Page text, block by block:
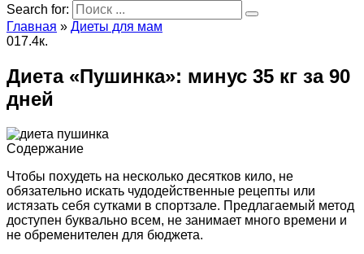
Search for:
Главная » Диеты для мам
017.4к.
Диета «Пушинка»: минус 35 кг за 90
дней
Содержание
Чтобы похудеть на несколько десятков кило, не
обязательно искать чудодейственные рецепты или
истязать себя сутками в спортзале. Предлагаемый метод
доступен буквально всем, не занимает много времени и
не обременителен для бюджета.